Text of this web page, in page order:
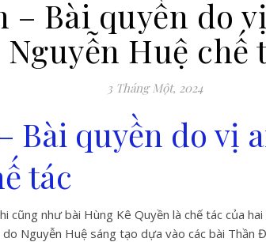
– Bài quyền do
Nguyễn Huệ chế
3 Tháng Một, 2024
Bài quyền do vị
tác
cũng như bài Hùng Kê Quyền là chế tác của
Nguyễn Huệ sáng tạo dựa vào các bài Thần